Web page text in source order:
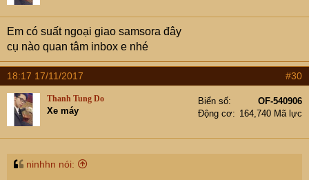
Em có suất ngoại giao samsora đây
cụ nào quan tâm inbox e nhé
18:17 17/11/2017 #30
Thanh Tung Do
Xe máy
Biển số
OF-540906
Động cơ
164,740 Mã lực
ninhhn nói: